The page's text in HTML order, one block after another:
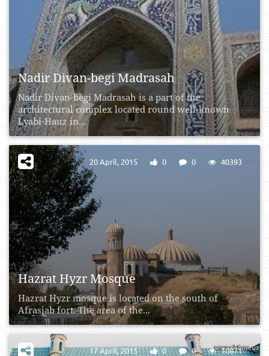
Nadir Divan-begi Madrasah
Nadir Divan-begi Madrasah is a part of the
architectural complex located round well-known
Lyabi-Hauz in...
Hazrat Hyzr Mosque
Hazrat Hyzr mosque is located on the south of
Afrasiab fort. The area of the...
20 April, 2015 0 0 40393
17 April, 2015 0 0 10871